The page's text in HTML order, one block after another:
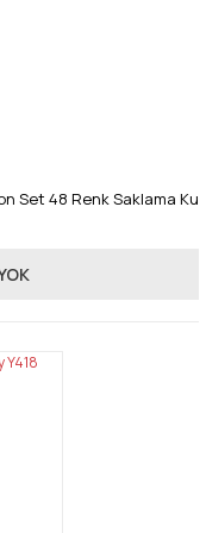
Set 48 Renk Saklama
TL